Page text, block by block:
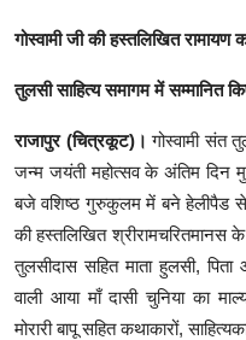
गोस्वामी जी की हस्तलिखित रामायण
तुलसी साहित्य समागम में सम्मानित
राजापुर (चित्रकूट)। गोस्वामी संत
जन्म जयंती महोत्सव के अंतिम दिन
बजे वशिष्ठ गुरुकुलम में बने हेलीपैड से
की हस्तलिखित
तुलसीदास सहित माता हुलसी,
वाली आया माँ दासी चुनिया का
मोरारी बापू सहित कथाकारों,